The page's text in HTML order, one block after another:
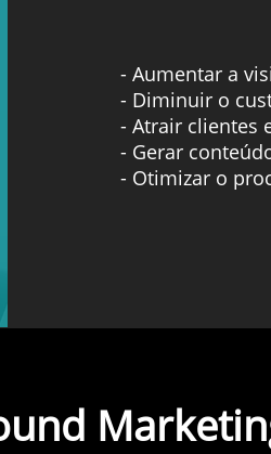
- Aumentar a
- Diminuir o
- Atrair clientes
- Gerar
- Otimizar o